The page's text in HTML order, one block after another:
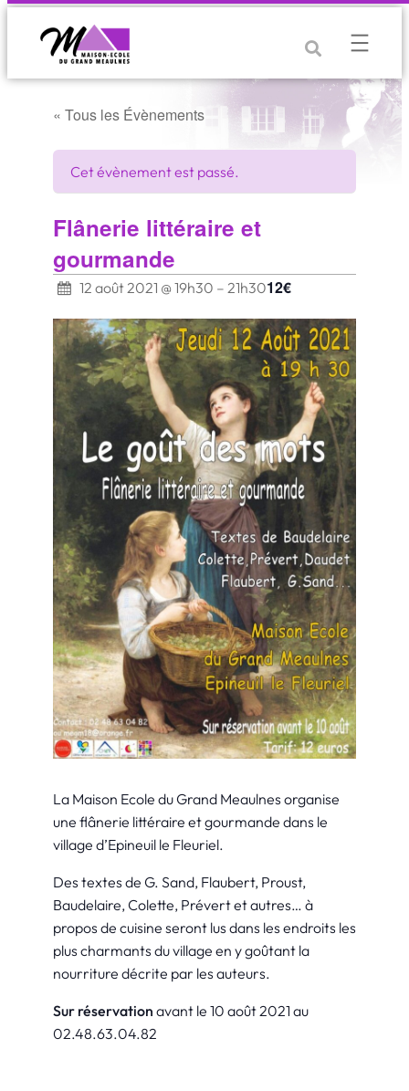
« Tous les Évènements
Cet évènement est passé.
Flânerie littéraire et
gourmande
12 août 2021 @ 19h30 – 21h3012€
La Maison Ecole du Grand Meaulnes organise
une flânerie littéraire et gourmande dans le
village d’Epineuil le Fleuriel.
Des textes de G. Sand, Flaubert, Proust,
Baudelaire, Colette, Prévert et autres… à
propos de cuisine seront lus dans les endroits les
plus charmants du village en y goûtant la
nourriture décrite par les auteurs.
Sur réservation avant le 10 août 2021 au
02.48.63.04.82